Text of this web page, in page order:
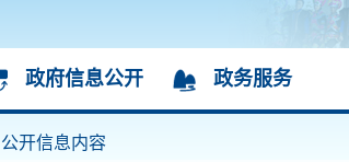
政府信息公开 政务服务
公开信息内容